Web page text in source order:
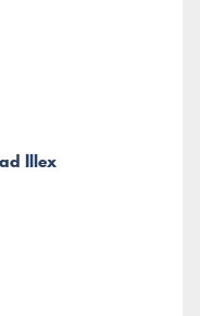
Illex